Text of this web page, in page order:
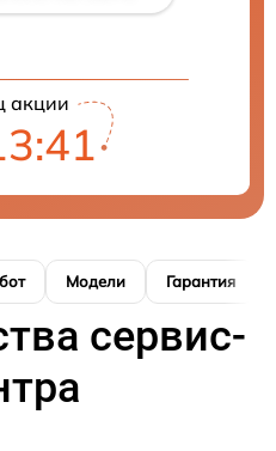
акции
Модели Гарантия
сервис-